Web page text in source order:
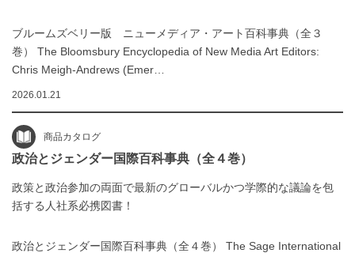
ブルームズベリー版 ニューメディア・アート百科事典（全３
巻） The Bloomsbury Encyclopedia of New Media Art Editors:
Chris Meigh-Andrews (Emer…
2026.01.21
商品カタログ
政治とジェンダー国際百科事典（全４巻）
政策と政治参加の両面で最新のグローバルかつ学際的な議論を包
括する人社系必携図書！
政治とジェンダー国際百科事典（全４巻） The Sage International